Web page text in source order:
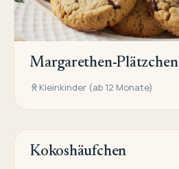
Margarethen-Plätzchen
Kleinkinder (ab 12 Monate)
WEIHNACHTS-KEKSE UND -KUCHEN
Kokoshäufchen